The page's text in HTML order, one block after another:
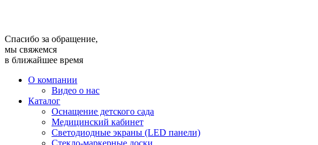
Спасибо за обращение,
мы свяжемся
в ближайшее время
О компании
Видео о нас
Каталог
Оснащение детского сада
Медицинский кабинет
Светодиодные экраны (LED панели)